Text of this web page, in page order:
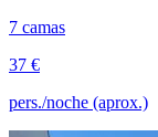
7 camas
37 €
pers./noche (aprox.)